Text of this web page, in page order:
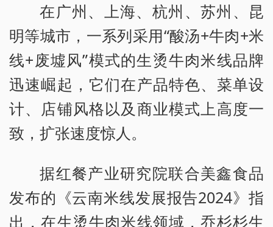
在广州、上海、杭州、苏州、昆
明等城市，一系列采用“酸汤+牛肉+米
线+废墟风”模式的生烫牛肉米线品牌
迅速崛起，它们在产品特色、菜单设
计、店铺风格以及商业模式上高度一
致，扩张速度惊人。
据红餐产业研究院联合美鑫食品
发布的《云南米线发展报告2024》指
出，在生烫牛肉米线领域，乔杉杉生